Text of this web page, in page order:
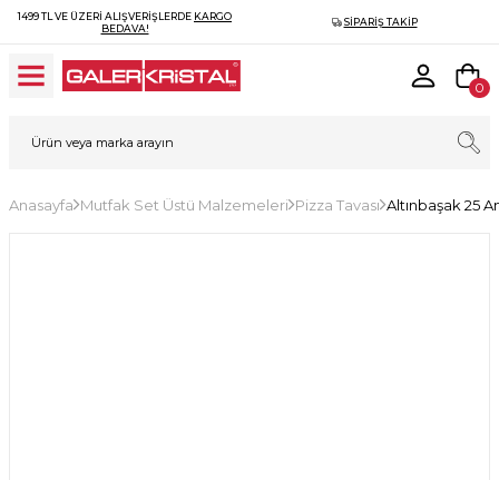
1499 TL VE ÜZERI ALIŞVERIŞLERDE KARGO
BEDAVA!
SIPARIŞ TAKIP
0
Anasayfa Mutfak Set Üstü Malzemeleri Pizza Tavası Altınbaşak 25